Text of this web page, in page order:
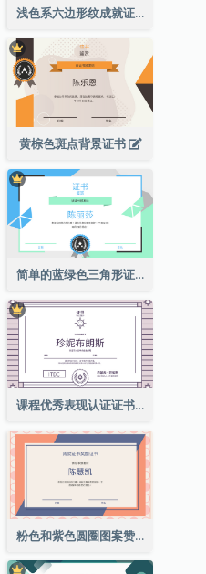
浅色系六边形纹成就证书
黄棕色斑点背景证书
简单的蓝绿色三角形证书
课程优秀表现认证证书
粉色和紫色圆圈图案赞赏证书